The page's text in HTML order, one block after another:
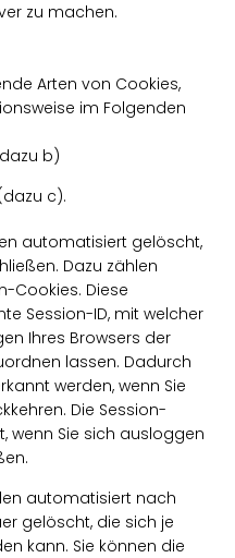
zu machen.
Arten von Cookies,
im Folgenden
b)
c).
automatisiert gelöscht,
Dazu zählen
Cookies. Diese
Session-ID, mit welcher
Ihres Browsers der
lassen. Dadurch
werden, wenn Sie
Die Session-
wenn Sie sich ausloggen
automatisiert nach
gelöscht, die sich je
kann. Sie können die